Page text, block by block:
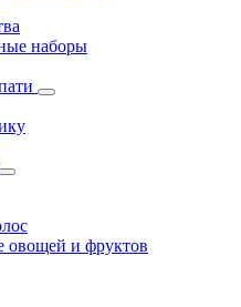
наборы
овощей и фруктов